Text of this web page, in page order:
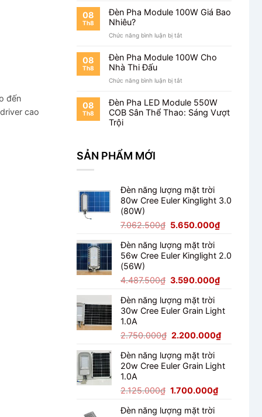
đến
cao
Pha
Module
Xưởng
08
Th8
Đèn Pha Module 100W Giá Bao
Nhiêu?
Chức năng bình luận bị tắt
Pha
Module
Nhiêu?
08
Th8
Đèn Pha Module 100W Cho
Nhà Thi Đấu
Chức năng bình luận bị tắt
Pha
Module
100W
08
Th8
Đèn Pha LED Module 550W
COB Sân Thể Thao: Sáng Vượt
Trội
SẢN PHẨM MỚI
Đèn năng lượng mặt trời
80w Cree Euler Kinglight 3.0
(80W)
7.062.500₫ Giá
là:
7.062.500₫.
5.650.000₫Giá
là:
Đèn năng lượng mặt trời
56w Cree Euler Kinglight 2.0
(56W)
4.487.500₫ Giá
là:
4.487.500₫.
3.590.000₫Giá
là:
Đèn năng lượng mặt trời
30w Cree Euler Grain Light
1.0A
2.750.000₫ Giá
là:
2.750.000₫.
2.200.000₫Giá
là:
Đèn năng lượng mặt trời
20w Cree Euler Grain Light
1.0A
2.125.000₫ Giá
là:
1.700.000₫Giá
Đèn năng lượng mặt trời